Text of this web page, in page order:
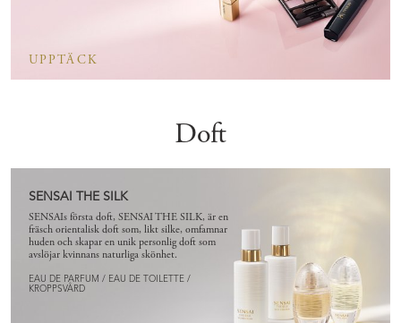
UPPTÄCK
Doft
SENSAI THE SILK
SENSAIs första doft, SENSAI THE SILK, är en
fräsch orientalisk doft som, likt silke, omfamnar
huden och skapar en unik personlig doft som
avslöjar kvinnans naturliga skönhet.
EAU DE PARFUM / EAU DE TOILETTE /
KROPPSVÅRD